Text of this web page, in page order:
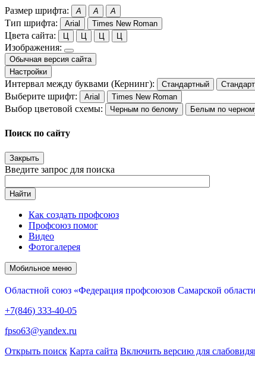
Размер шрифта: A A A
Тип шрифта: Arial Times New Roman
Цвета сайта: Ц Ц Ц Ц
Изображения:
Обычная версия сайта
Настройки
Интервал между буквами (Кернинг): Стандартный
Выберите шрифт: Arial Times New Roman
Выбор цветовой схемы: Черным по белому Белым по
Поиск по сайту
Закрыть
Введите запрос для поиска
Найти
Как создать профсоюз
Профсоюз помог
Видео
Фотогалерея
Мобильное меню
Областной союз «Федерация профсоюзов Самарской
+7(846) 333-40-05
fpso63@yandex.ru
Открыть поиск Карта сайта Включить версию для